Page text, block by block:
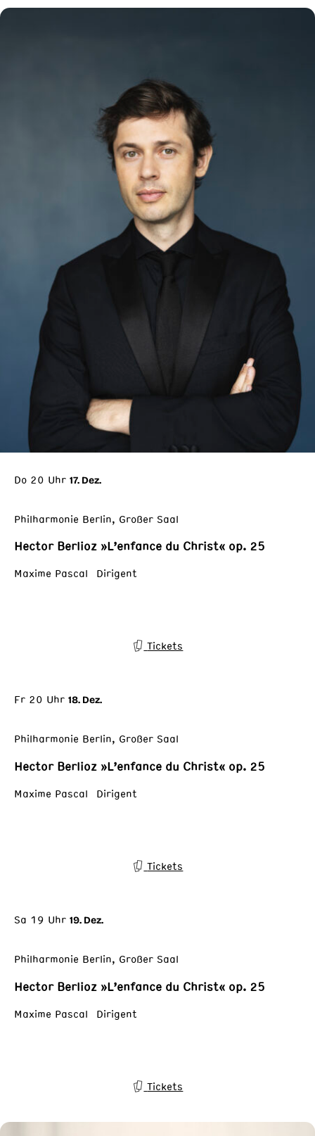
Do 20 Uhr 17. Dez.
Philharmonie Berlin, Großer Saal
Hector Berlioz »L’enfance du Christ« op. 25
Maxime Pascal Dirigent
Tickets
Fr 20 Uhr 18. Dez.
Philharmonie Berlin, Großer Saal
Hector Berlioz »L’enfance du Christ« op. 25
Maxime Pascal Dirigent
Tickets
Sa 19 Uhr 19. Dez.
Philharmonie Berlin, Großer Saal
Hector Berlioz »L’enfance du Christ« op. 25
Maxime Pascal Dirigent
Tickets